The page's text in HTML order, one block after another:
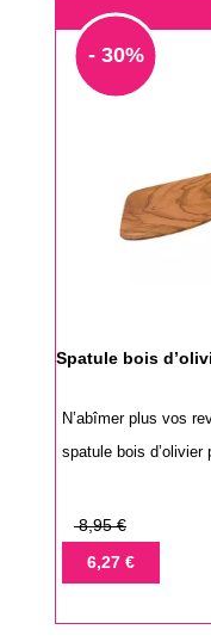
- 30%
Spatule bois
N’abîmer plus vos
spatule bois d’olivier
Prix
base
8,95 €
Prix6,27 €